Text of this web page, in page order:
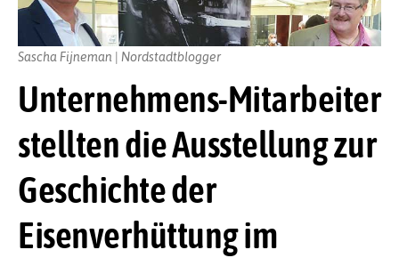
Unternehmens-Mitarbeiter
stellten die Ausstellung zur
Geschichte der
Eisenverhüttung im
Sascha Fijneman | Nordstadtblogger